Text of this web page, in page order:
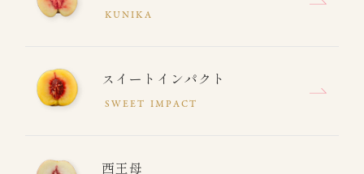
KUNIKA
スイートインパクト
SWEET IMPACT
西王母